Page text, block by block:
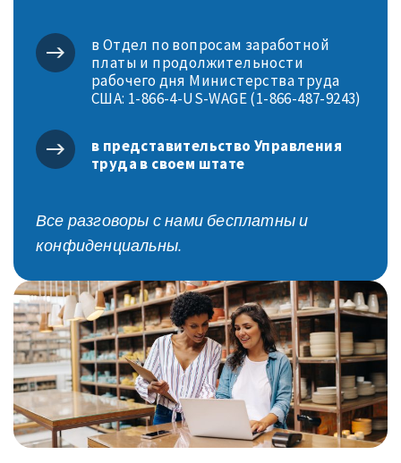
в Отдел по вопросам заработной
платы и продолжительности
рабочего дня Министерства труда
США: 1-866-4-US-WAGE (1-866-487-9243)
в представительство Управления
труда в своем штате
Все разговоры с нами бесплатны и
конфиденциальны.